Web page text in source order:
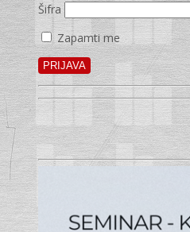
Šifra
Zapamti me